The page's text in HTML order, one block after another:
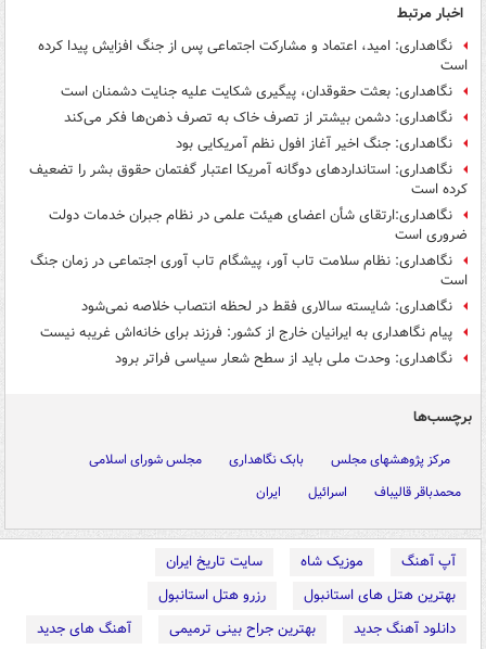
اخبار مرتبط
نگاهداری: امید، اعتماد و مشارکت اجتماعی پس از جنگ افزایش پیدا کرده
است
نگاهداری: بعثت حقوقدان، پیگیری شکایت علیه جنایت دشمنان است
نگاهداری: دشمن بیشتر از تصرف خاک به تصرف ذهن‌ها فکر می‌کند
نگاهداری: جنگ اخیر آغاز افول نظم آمریکایی بود
نگاهداری: استانداردهای دوگانه آمریکا اعتبار گفتمان حقوق بشر را تضعیف
کرده است
نگاهداری:ارتقای شأن اعضای هیئت علمی در نظام جبران خدمات دولت
ضروری است
نگاهداری: نظام سلامت تاب آور، پیشگام تاب آوری اجتماعی در زمان جنگ
است
نگاهداری: شایسته سالاری فقط در لحظه انتصاب خلاصه نمی‌شود
پیام نگاهداری به ایرانیان خارج از کشور: فرزند برای خانه‌اش غریبه نیست
نگاهداری: وحدت ملی باید از سطح شعار سیاسی فراتر برود
برچسب‌ها
مرکز پژوهشهای مجلس بابک نگاهداری
مجلس شورای اسلامی
محمدباقر قالیباف
اسرائیل ایران
آپ آهنگ موزیک شاه
سایت تاریخ ایران
بهترین هتل های استانبول
رزرو هتل استانبول
دانلود آهنگ جدید
بهترین جراح بینی ترمیمی
آهنگ های جدید